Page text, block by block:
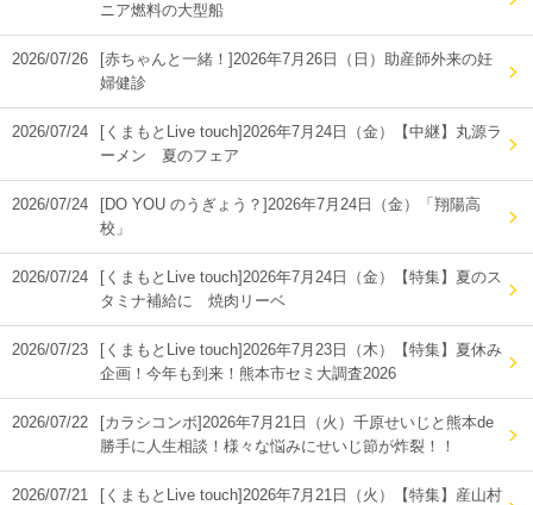
ニア燃料の大型船
2026/07/26
[赤ちゃんと一緒！]2026年7月26日（日）助産師外来の妊
婦健診
2026/07/24
[くまもとLive touch]2026年7月24日（金）【中継】丸源ラ
ーメン 夏のフェア
2026/07/24
[DO YOU のうぎょう？]2026年7月24日（金）「翔陽高
校」
2026/07/24
[くまもとLive touch]2026年7月24日（金）【特集】夏のス
タミナ補給に 焼肉リーベ
2026/07/23
[くまもとLive touch]2026年7月23日（木）【特集】夏休み
企画！今年も到来！熊本市セミ大調査2026
2026/07/22
[カラシコンボ]2026年7月21日（火）千原せいじと熊本de
勝手に人生相談！様々な悩みにせいじ節が炸裂！！
2026/07/21
[くまもとLive touch]2026年7月21日（火）【特集】産山村